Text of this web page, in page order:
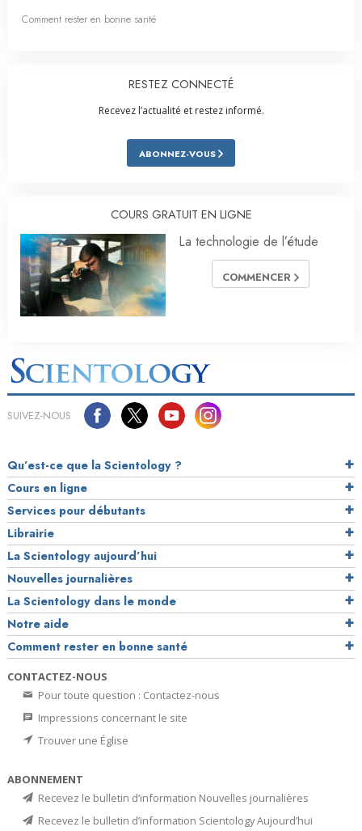
Comment rester en bonne santé
RESTEZ CONNECTÉ
Recevez l’actualité et restez informé.
ABONNEZ-VOUS
COURS GRATUIT EN LIGNE
La technologie de l’étude
COMMENCER
SUIVEZ-NOUS
Qu’est-ce que la Scientology ?
Cours en ligne
Services pour débutants
Librairie
La Scientology aujourd’hui
Nouvelles journalières
La Scientology dans le monde
Notre aide
Comment rester en bonne santé
CONTACTEZ-NOUS
Pour toute question : Contactez-nous
Impressions concernant le site
Trouver une Église
ABONNEMENT
Recevez le bulletin d’information Nouvelles journalières
Recevez le bulletin d’information Scientology Aujourd’hui